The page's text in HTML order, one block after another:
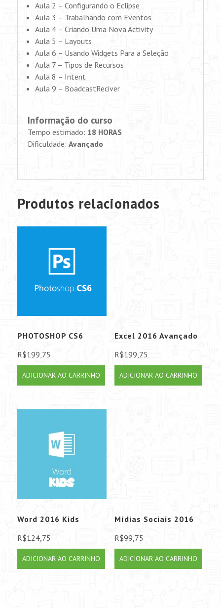
Aula 2 – Configurando o Eclipse
Aula 3 – Trabalhando com Eventos
Aula 4 – Criando Uma Nova Activity
Aula 5 – Layouts
Aula 6 – Usando Widgets Para a Seleção
Aula 7 – Tipos de Recursos
Aula 8 – Intent
Aula 9 – BoadcastReciver
Informação do curso
Tempo estimado: 18 HORAS
Dificuldade: Avançado
Produtos relacionados
PHOTOSHOP CS6
R$199,75
ADICIONAR AO CARRINHO
Excel 2016 Avançado
R$199,75
ADICIONAR AO CARRINHO
Word 2016 Kids
R$124,75
ADICIONAR AO CARRINHO
Mídias Sociais 2016
R$99,75
ADICIONAR AO CARRINHO